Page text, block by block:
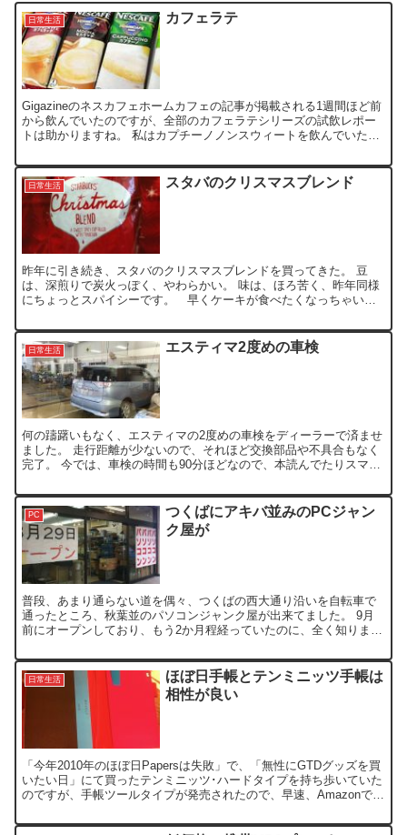
日常生活 カフェラテ
Gigazineのネスカフェホームカフェの記事が掲載される1週間ほど前
から飲んでいたのですが、全部のカフェラテシリーズの試飲レポー
トは助かりますね。 私はカプチーノノンスウィートを飲んでいたわ
日常生活 スタバのクリスマスブレンド
昨年に引き続き、スタバのクリスマスブレンドを買ってきた。 豆
は、深煎りで炭火っぽく、やわらかい。 味は、ほろ苦く、昨年同様
にちょっとスパイシーです。 早くケーキが食べたくなっちゃいま
日常生活 エスティマ2度めの車検
何の躊躇いもなく、エスティマの2度めの車検をディーラーで済ませ
ました。 走行距離が少ないので、それほど交換部品や不具合もなく
完了。 今では、車検の時間も90分ほどなので、本読んでたりスマホ
PC
つくばにアキバ並みのPCジャン
ク屋が
普段、あまり通らない道を偶々、つくばの西大通り沿いを自転車で
通ったところ、秋葉並のパソコンジャンク屋が出来てました。 9月
前にオープンしており、もう2か月程経っていたのに、全く知りませ
日常生活
ほぼ日手帳とテンミニッツ手帳は
相性が良い
「今年2010年のほぼ日Papersは失敗」で、「無性にGTDグッズを買
いたい日」にて買ったテンミニッツ･ハードタイプを持ち歩いていた
のですが、手帳ツールタイプが発売されたので、早速、Amazonで注